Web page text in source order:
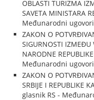
OBLASTI TURIZMA
SAVETA MINISTARA
Međunarodni
ZAKON O
SIGURNOSTI IZMEĐU
NARODNE
Međunarodni
ZAKON O
SRBIJE I REPUBLIKE
glasnik RS -